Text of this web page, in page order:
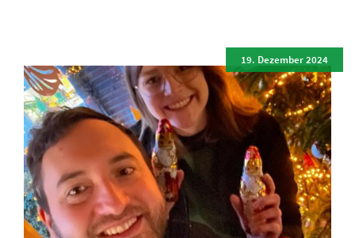
19. Dezember 2024